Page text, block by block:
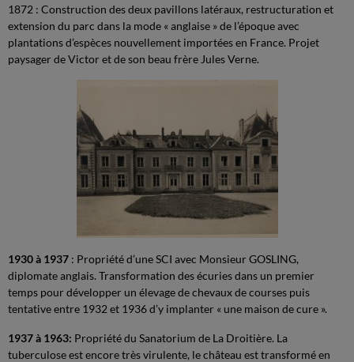
1872 : Construction des deux pavillons latéraux, restructuration et
extension du parc dans la mode « anglaise » de l’époque avec
plantations d’espèces nouvellement importées en France. Projet
paysager de Victor et de son beau frère Jules Verne.
1930 à 1937 : Propriété d’une SCI avec Monsieur GOSLING,
diplomate anglais. Transformation des écuries dans un premier
temps pour développer un élevage de chevaux de courses puis
tentative entre 1932 et 1936 d’y implanter « une maison de cure ».
1937 à 1963: Propriété du Sanatorium de La Droitière. La
tuberculose est encore très virulente, le château est transformé en